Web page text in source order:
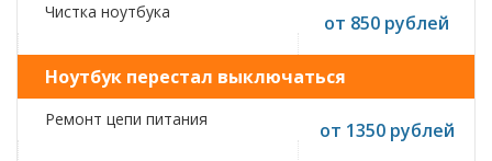
Чистка ноутбука от 850 рублей
Ноутбук перестал выключаться
Ремонт цепи питания от 1350 рублей